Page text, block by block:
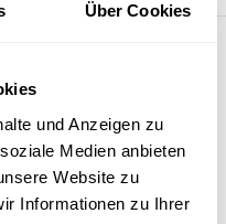
Über Cookies
und Anzeigen zu
Medien anbieten
Website zu
Informationen zu Ihrer